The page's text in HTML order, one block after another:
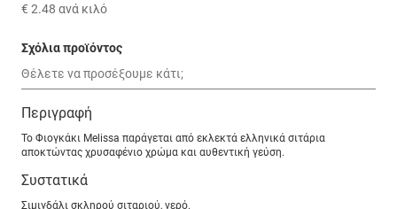
€ 2.48 ανά κιλό
Σχόλια προϊόντος
Περιγραφή
Το Φιογκάκι Melissa παράγεται από εκλεκτά ελληνικά σιτάρια
αποκτώντας χρυσαφένιο χρώμα και αυθεντική γεύση.
Συστατικά
Σιμιγδάλι σκληρού σιταριού, νερό.